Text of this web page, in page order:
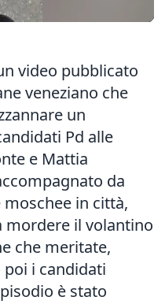
video pubblicato
veneziano che
un
Pd alle
e Mattia
da
in città,
mordere il volantino
che meritate,
i candidati
è stato